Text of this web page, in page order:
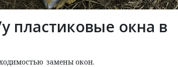
пластиковые окна в
замены окон.